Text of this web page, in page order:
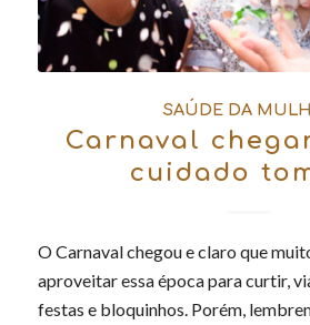
SAÚDE DA
Carnaval
cuidado
O Carnaval chegou e claro que
aproveitar essa época para curtir,
festas e bloquinhos. Porém,